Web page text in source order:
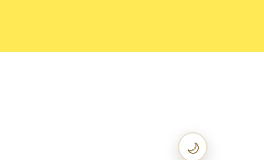
🌙เปลี่ยนเป็น